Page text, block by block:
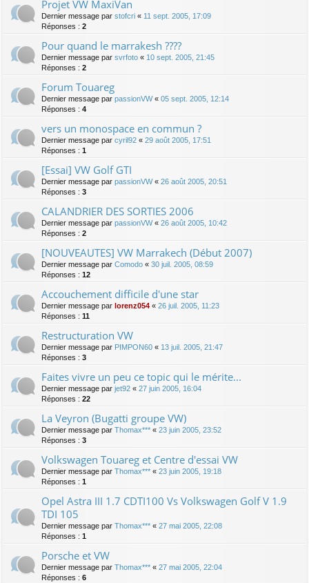
Projet VW MaxiVan
Dernier message par stofcri « 11 sept. 2005, 17:09
Réponses : 2
Pour quand le marrakesh ????
Dernier message par svrfoto « 10 sept. 2005, 21:45
Réponses : 2
Forum Touareg
Dernier message par passionVW« 05 sept. 2005, 12:14
Réponses : 4
vers un monospace en commun ?
Dernier message par cyril92 « 29 août 2005, 17:51
Réponses : 1
[Essai] VW Golf GTI
Dernier message par passionVW« 26 août 2005, 20:51
Réponses : 3
CALANDRIER DES SORTIES 2006
Dernier message par passionVW« 26 août 2005, 10:42
Réponses : 2
[NOUVEAUTES] VW Marrakech (Début 2007)
Dernier message par Comodo « 30 juil. 2005, 08:59
Réponses : 12
Accouchement difficile d'une star
Dernier message par lorenz054 « 26 juil. 2005, 11:23
Réponses : 11
Restructuration VW
Dernier message par PIMPON60 « 13 juil. 2005, 21:47
Réponses : 3
Faites vivre un peu ce topic qui le mérite...
Dernier message par jet92 « 27 juin 2005, 16:04
Réponses : 22
La Veyron (Bugatti groupe VW)
Dernier message par Thomax*** « 23 juin 2005, 23:52
Réponses : 3
Volkswagen Touareg et Centre d'essai VW
Dernier message par Thomax*** « 23 juin 2005, 19:18
Réponses : 1
Opel Astra III 1.7 CDTI100 Vs Volkswagen Golf V 1.9
TDI 105
Dernier message par Thomax*** « 27 mai 2005, 22:08
Réponses : 1
Porsche et VW
Dernier message par Thomax*** « 27 mai 2005, 22:04
Réponses : 6